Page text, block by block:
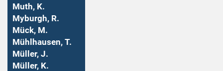
Muth, K.
Myburgh, R.
Mück, M.
Mühlhausen, T.
Müller, J.
Müller, K.